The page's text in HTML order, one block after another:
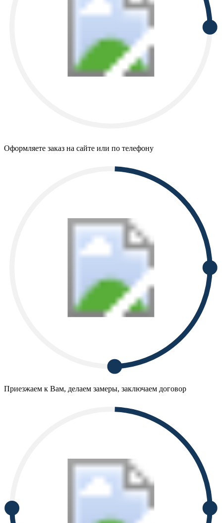
Оформляете заказ на сайте или по телефону
Приезжаем к Вам, делаем замеры, заключаем договор